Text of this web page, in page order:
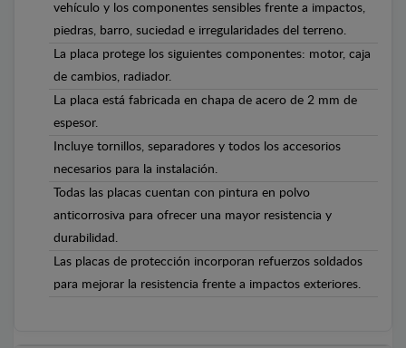
vehículo y los componentes sensibles frente a impactos,
piedras, barro, suciedad e irregularidades del terreno.
La placa protege los siguientes componentes: motor, caja
de cambios, radiador.
La placa está fabricada en chapa de acero de 2 mm de
espesor.
Incluye tornillos, separadores y todos los accesorios
necesarios para la instalación.
Todas las placas cuentan con pintura en polvo
anticorrosiva para ofrecer una mayor resistencia y
durabilidad.
Las placas de protección incorporan refuerzos soldados
para mejorar la resistencia frente a impactos exteriores.